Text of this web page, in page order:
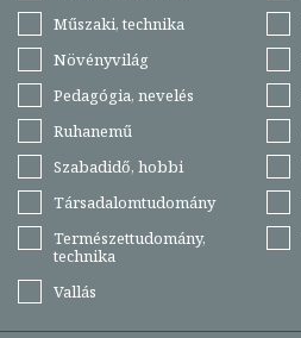
Műszaki, technika
Növényvilág
Pedagógia, nevelés
Ruhanemű
Szabadidő, hobbi
Társadalomtudomány
Természettudomány,
technika
Vallás